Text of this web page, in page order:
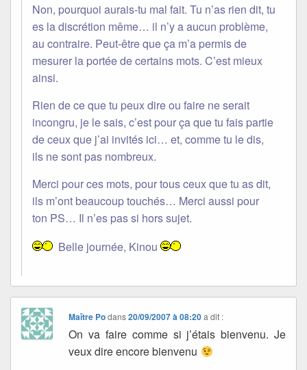
Non, pourquoi aurais-tu mal fait. Tu n’as rien dit, tu
es la discrétion même… il n’y a aucun problème,
au contraire. Peut-être que ça m’a permis de
mesurer la portée de certains mots. C’est mieux
ainsi.
Rien de ce que tu peux dire ou faire ne serait
incongru, je le sais, c’est pour ça que tu fais partie
de ceux que j’ai invités ici… et, comme tu le dis,
ils ne sont pas nombreux.
Merci pour ces mots, pour tous ceux que tu as dit,
ils m’ont beaucoup touchés… Merci aussi pour
ton PS… Il n’es pas si hors sujet.
Belle journée, Kinou
Maître Podans20/09/2007 à 08:20 a dit :
On va faire comme si j’étais bienvenu. Je
veux dire encore bienvenu